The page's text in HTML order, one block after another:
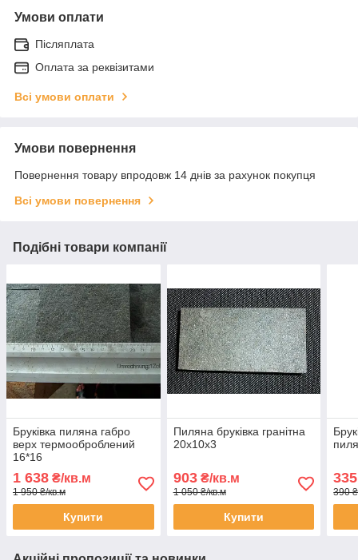
Умови оплати
Післяплата
Оплата за реквізитами
Всі умови оплати
Умови повернення
Повернення товару впродовж 14 днів за рахунок покупця
Всі умови повернення
Подібні товари компанії
Бруківка пиляна габро
верх термооброблений
16*16
1 638 ₴/кв.м
1 950 ₴/кв.м
Купити
Пиляна бруківка гранітна
20х10х3
903₴/кв.м
1 050 ₴/кв.м
Купити
390